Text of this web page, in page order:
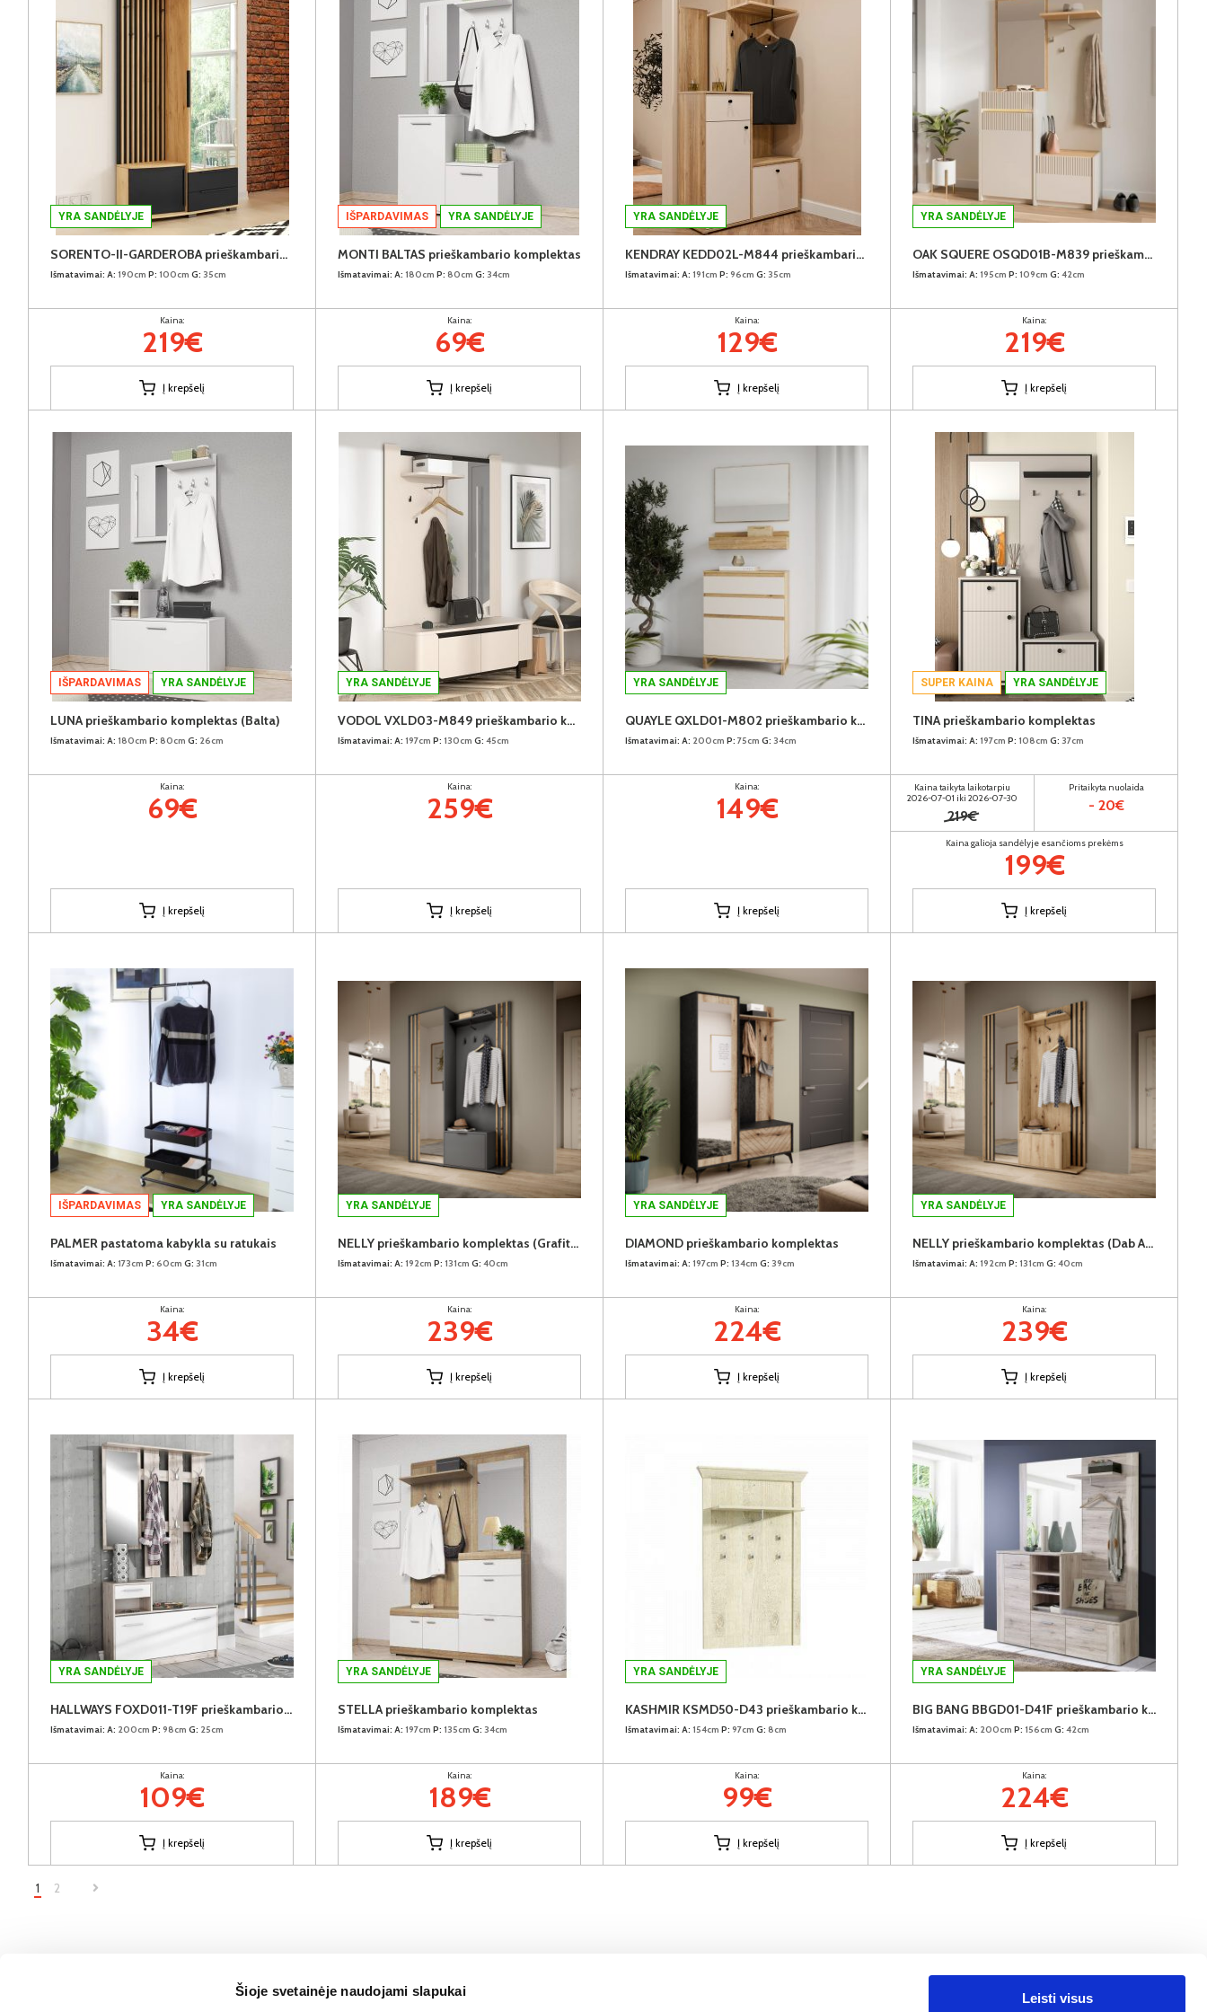
Šioje svetainėje naudojami slapukai
Leisti visus
YRA SANDĖLYJE
SORENTO-II-GARDEROBA prieškambario komplektas (Dešininis)
Išmatavimai: A: 190cm P: 100cm G: 35cm
Kaina:
219€
Į krepšelį
IŠPARDAVIMAS YRA SANDĖLYJE
MONTI BALTAS prieškambario komplektas
Išmatavimai: A: 180cm P: 80cm G: 34cm
Kaina:
69€
Į krepšelį
YRA SANDĖLYJE
KENDRAY KEDD02L-M844 prieškambario komplektas
Išmatavimai: A: 191cm P: 96cm G: 35cm
Kaina:
129€
Į krepšelį
YRA SANDĖLYJE
OAK SQUERE OSQD01B-M839 prieškambario komplektas
Išmatavimai: A: 195cm P: 109cm G: 42cm
Kaina:
219€
Į krepšelį
IŠPARDAVIMAS YRA SANDĖLYJE
LUNA prieškambario komplektas (Balta)
Išmatavimai: A: 180cm P: 80cm G: 26cm
Kaina:
69€
Į krepšelį
YRA SANDĖLYJE
VODOL VXLD03-M849 prieškambario komplektas
Išmatavimai: A: 197cm P: 130cm G: 45cm
Kaina:
259€
Į krepšelį
YRA SANDĖLYJE
QUAYLE QXLD01-M802 prieškambario komplektas
Išmatavimai: A: 200cm P: 75cm G: 34cm
Kaina:
149€
Į krepšelį
SUPER KAINA YRA SANDĖLYJE
TINA prieškambario komplektas
Išmatavimai: A: 197cm P: 108cm G: 37cm
Kaina taikyta laikotarpiu
2026-07-01 iki 2026-07-30
219€
Pritaikyta nuolaida
- 20€
Kaina galioja sandėlyje esančioms prekėms
199€
Į krepšelį
IŠPARDAVIMAS YRA SANDĖLYJE
PALMER pastatoma kabykla su ratukais
Išmatavimai: A: 173cm P: 60cm G: 31cm
Kaina:
34€
Į krepšelį
YRA SANDĖLYJE
NELLY prieškambario komplektas (Grafitas)
Išmatavimai: A: 192cm P: 131cm G: 40cm
Kaina:
239€
Į krepšelį
YRA SANDĖLYJE
DIAMOND prieškambario komplektas
Išmatavimai: A: 197cm P: 134cm G: 39cm
Kaina:
224€
Į krepšelį
YRA SANDĖLYJE
NELLY prieškambario komplektas (Dab Artisan)
Išmatavimai: A: 192cm P: 131cm G: 40cm
Kaina:
239€
Į krepšelį
YRA SANDĖLYJE
HALLWAYS FOXD011-T19F prieškambario komplektas
Išmatavimai: A: 200cm P: 98cm G: 25cm
Kaina:
109€
Į krepšelį
YRA SANDĖLYJE
STELLA prieškambario komplektas
Išmatavimai: A: 197cm P: 135cm G: 34cm
Kaina:
189€
Į krepšelį
YRA SANDĖLYJE
KASHMIR KSMD50-D43 prieškambario kabykla
Išmatavimai: A: 154cm P: 97cm G: 8cm
Kaina:
99€
Į krepšelį
YRA SANDĖLYJE
BIG BANG BBGD01-D41F prieškambario komplektas
Išmatavimai: A: 200cm P: 156cm G: 42cm
Kaina:
224€
Į krepšelį
1 2